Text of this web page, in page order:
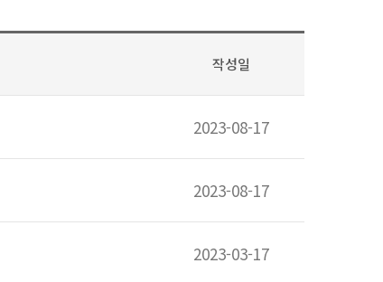
작성일
2023-08-17
2023-08-17
2023-03-17